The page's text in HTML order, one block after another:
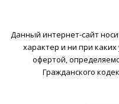
Данный интернет-сайт
характер и ни при каких
офертой,
Гражданского